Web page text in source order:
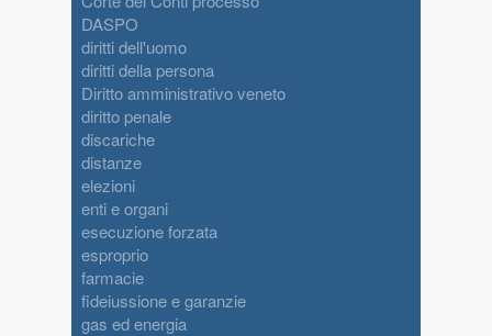
DASPO
diritti dell'uomo
diritti della persona
Diritto amministrativo veneto
diritto penale
discariche
distanze
elezioni
enti e organi
esecuzione forzata
esproprio
farmacie
fideiussione e garanzie
gas ed energia